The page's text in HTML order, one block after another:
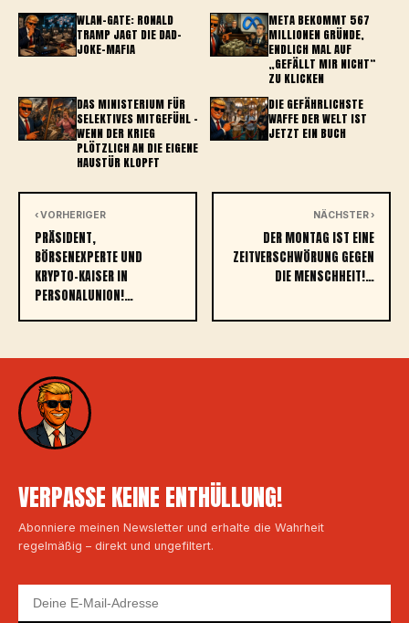
WLAN-GATE: RONALD
TRAMP JAGT DIE DAD-
JOKE-MAFIA
META BEKOMMT 567
MILLIONEN GRÜNDE,
ENDLICH MAL AUF
„GEFÄLLT MIR NICHT“
ZU KLICKEN
DAS MINISTERIUM FÜR
SELEKTIVES MITGEFÜHL –
WENN DER KRIEG
PLÖTZLICH AN DIE EIGENE
HAUSTÜR KLOPFT
DIE GEFÄHRLICHSTE
WAFFE DER WELT IST
JETZT EIN BUCH
‹ VORHERIGER
PRÄSIDENT,
BÖRSENEXPERTE UND
KRYPTO-KAISER IN
PERSONALUNION!…
NÄCHSTER ›
DER MONTAG IST EINE
ZEITVERSCHWÖRUNG GEGEN
DIE MENSCHHEIT!…
VERPASSE KEINE ENTHÜLLUNG!
Abonniere meinen Newsletter und erhalte die Wahrheit
regelmäßig – direkt und ungefiltert.